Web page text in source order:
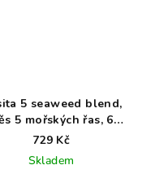
5 seaweed blend,
5 mořských řas, 60
kapslí
729 Kč
Skladem